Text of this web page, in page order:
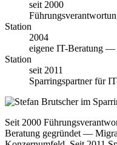
seit 2000
Station
2004
eigene IT-Beratung
Station
seit 2011
Sparringspartner für
Seit 2000
Beratung gegründet —